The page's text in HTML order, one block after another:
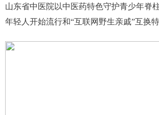
山东省中医院以中医药特色守护青少年脊
年轻人开始流行和“互联网野生亲戚”互换